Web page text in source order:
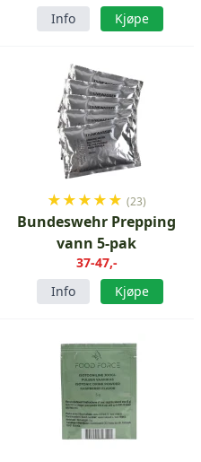
Info
Kjøpe
★★★★★ (23)
Bundeswehr Prepping
vann 5-pak
37-47,-
Info
Kjøpe